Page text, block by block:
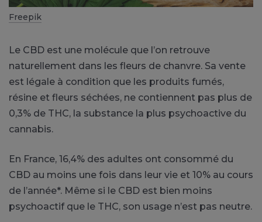
Freepik
Le CBD est une molécule que l’on retrouve
naturellement dans les fleurs de chanvre. Sa vente
est légale à condition que les produits fumés,
résine et fleurs séchées, ne contiennent pas plus de
0,3% de THC, la substance la plus psychoactive du
cannabis.
En France, 16,4% des adultes ont consommé du
CBD au moins une fois dans leur vie et 10% au cours
de l’année*. Même si le CBD est bien moins
psychoactif que le THC, son usage n’est pas neutre.